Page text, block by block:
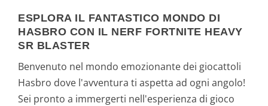
ESPLORA IL FANTASTICO MONDO DI
HASBRO CON IL NERF FORTNITE HEAVY
SR BLASTER
Benvenuto nel mondo emozionante dei giocattoli
Hasbro dove l'avventura ti aspetta ad ogni angolo!
Sei pronto a immergerti nell'esperienza di gioco